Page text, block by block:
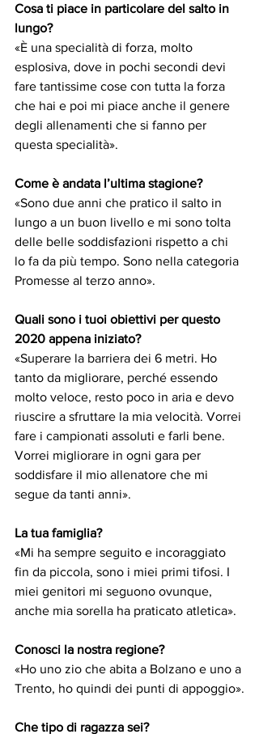
Cosa ti piace in particolare del salto in
lungo?
«È una specialità di forza, molto
esplosiva, dove in pochi secondi devi
fare tantissime cose con tutta la forza
che hai e poi mi piace anche il genere
degli allenamenti che si fanno per
questa specialità».
Come è andata l’ultima stagione?
«Sono due anni che pratico il salto in
lungo a un buon livello e mi sono tolta
delle belle soddisfazioni rispetto a chi
lo fa da più tempo. Sono nella categoria
Promesse al terzo anno».
Quali sono i tuoi obiettivi per questo
2020 appena iniziato?
«Superare la barriera dei 6 metri. Ho
tanto da migliorare, perché essendo
molto veloce, resto poco in aria e devo
riuscire a sfruttare la mia velocità. Vorrei
fare i campionati assoluti e farli bene.
Vorrei migliorare in ogni gara per
soddisfare il mio allenatore che mi
segue da tanti anni».
La tua famiglia?
«Mi ha sempre seguito e incoraggiato
fin da piccola, sono i miei primi tifosi. I
miei genitori mi seguono ovunque,
anche mia sorella ha praticato atletica».
Conosci la nostra regione?
«Ho uno zio che abita a Bolzano e uno a
Trento, ho quindi dei punti di appoggio».
Che tipo di ragazza sei?